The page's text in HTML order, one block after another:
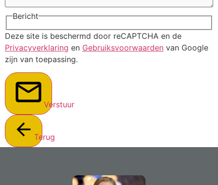
Bericht
Deze site is beschermd door reCAPTCHA en de
Privacyverklaring en Gebruiksvoorwaarden van Google
zijn van toepassing.
Verstuur
Terug